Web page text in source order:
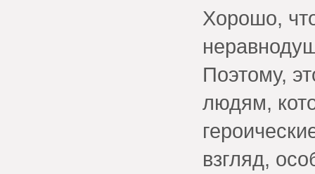
Хорошо,
Поэтому,
людям,
взгляд,